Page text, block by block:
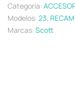
Categoría:
Modelos: 23,
Marcas: Scott